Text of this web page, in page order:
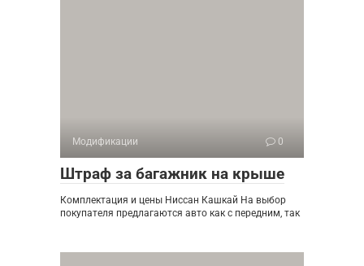
Модификации 0
Штраф за багажник на крыше
Комплектация и цены Ниссан Кашкай На выбор
покупателя предлагаются авто как с передним, так